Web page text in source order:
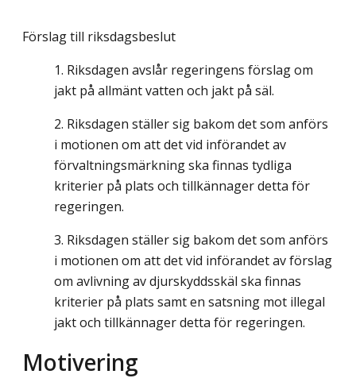
Förslag till riksdagsbeslut
Riksdagen avslår regeringens förslag om
jakt på allmänt vatten och jakt på säl.
Riksdagen ställer sig bakom det som anförs
i motionen om att det vid införandet av
förvaltningsmärkning ska finnas tydliga
kriterier på plats och tillkännager detta för
regeringen.
Riksdagen ställer sig bakom det som anförs
i motionen om att det vid införandet av förslag
om avlivning av djurskyddsskäl ska finnas
kriterier på plats samt en satsning mot illegal
jakt och tillkännager detta för regeringen.
Motivering